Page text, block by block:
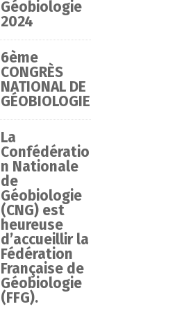
Géobiologie
2024
6ème
CONGRÈS
NATIONAL DE
GÉOBIOLOGIE
La
Confédératio
n Nationale
de
Géobiologie
(CNG) est
heureuse
d’accueillir la
Fédération
Française de
Géobiologie
(FFG).